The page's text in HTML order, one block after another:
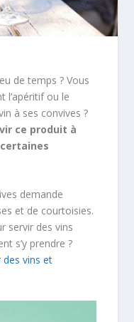
de temps ? Vous
l’apéritif ou le
à ses convives ?
ce produit à
demande
et de courtoisies.
servir des vins
s’y prendre ?
des vins et